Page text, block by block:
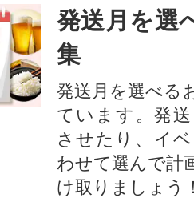
発送月を選
集
発送月を選べる
ています。発
させたり、イ
わせて選んで計
け取りましょう